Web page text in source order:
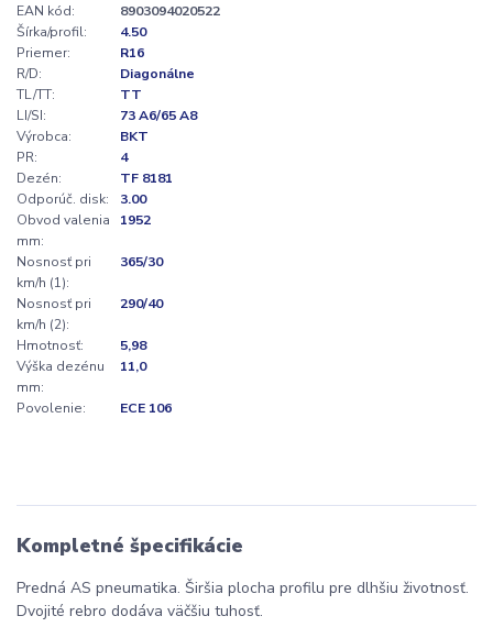
EAN kód:
8903094020522
Šírka/profil:
4.50
Priemer:
R16
R/D:
Diagonálne
TL/TT:
TT
LI/SI:
73 A6/65 A8
Výrobca:
BKT
PR:
4
Dezén:
TF 8181
Odporúč. disk:
3.00
Obvod valenia
mm:
1952
Nosnosť pri
km/h (1):
365/30
Nosnosť pri
km/h (2):
290/40
Hmotnosť:
5,98
Výška dezénu
mm:
11,0
Povolenie: ECE 106
Kompletné špecifikácie
Predná AS pneumatika. Širšia plocha profilu pre dlhšiu životnosť.
Dvojité rebro dodáva väčšiu tuhosť.